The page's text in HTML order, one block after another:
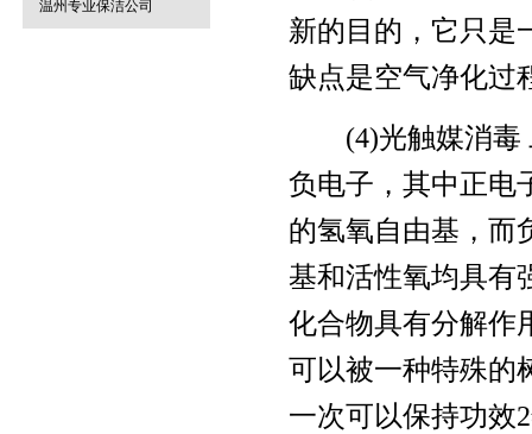
温州专业保洁公司
新的目的，它只是
缺点是空气净化过
(4)光触媒消毒
负电子，其中正电
的氢氧自由基，而
基和活性氧均具有
化合物具有分解作
可以被一种特殊的
一次可以保持功效